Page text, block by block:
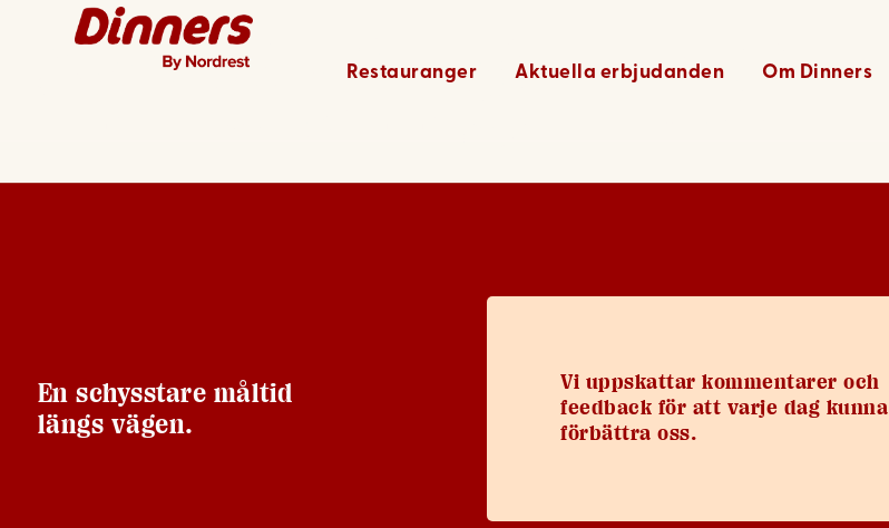
Restauranger Aktuella erbjudanden Om Dinners
Enköping – 18
En schysstare måltid
längs vägen.
Vi uppskattar kommentarer och
feedback för att varje dag kunna
förbättra oss.